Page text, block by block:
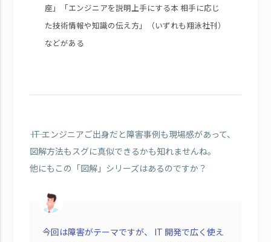
座」「エンジニアを説明上手にする本 相手に応じ
た技術情報や知識の伝え方」（いずれも翔泳社刊）
などがある
―― IT エンジニアご出身だと障害事例も現場感があって、
図解方法もスグに真似できるかも知れませんね。
他にもこの「図解」シリーズはあるのですか？
今回は障害がテーマですが、 IT 開発で広く使え